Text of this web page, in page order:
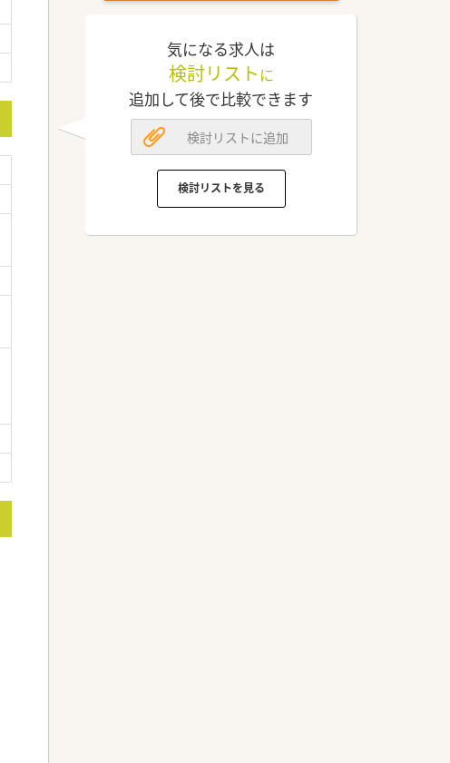
気になる求人は
検討リスト に
追加して後で比較できます
検討リストに追加
検討リストを見る